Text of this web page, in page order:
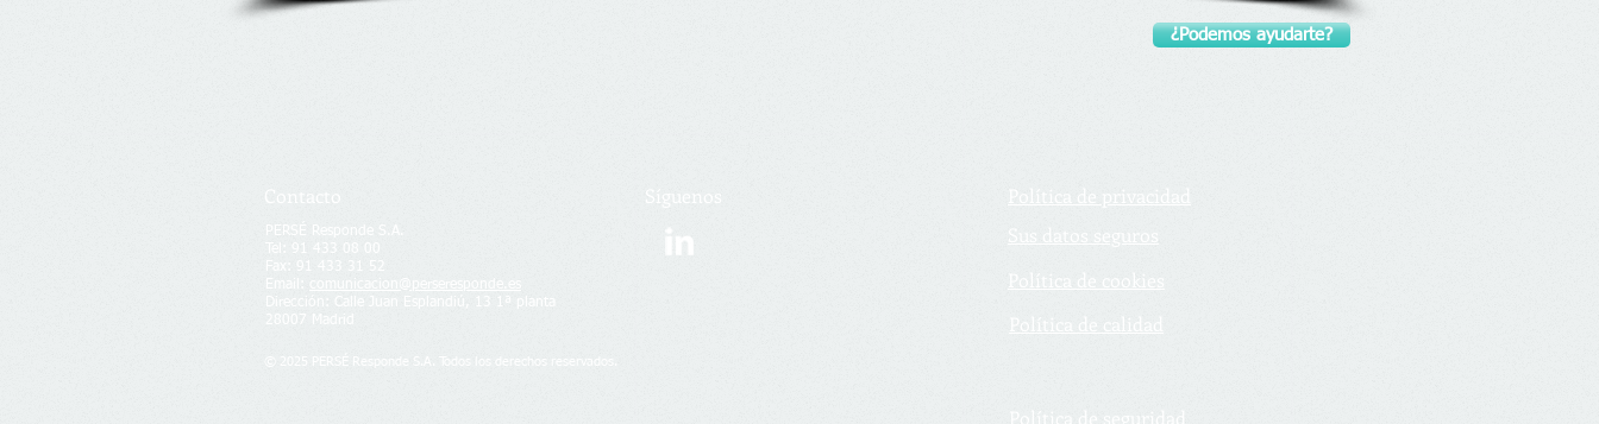
¿Podemos ayudarte?
Contacto Síguenos Política de privacidad
PERSÉ Responde S.A.​
​Tel: 91 433 08 00
Fax: 91 433 31 52
Email:
comunicacion@perseresponde.es
Calle Juan Esplandiú, 13 1ª planta
28007 Madrid
© 2025 PERSÉ Responde S.A. Todos los derechos reservados.
Sus datos seguros
Política de cookies
Política de calidad
Política de seguridad